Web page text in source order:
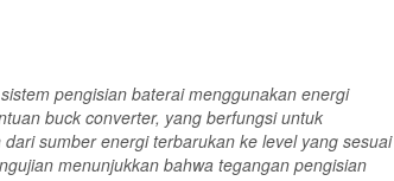
pengisian baterai menggunakan energi
buck converter, yang berfungsi untuk
sumber energi terbarukan ke level yang sesuai
menunjukkan bahwa tegangan pengisian